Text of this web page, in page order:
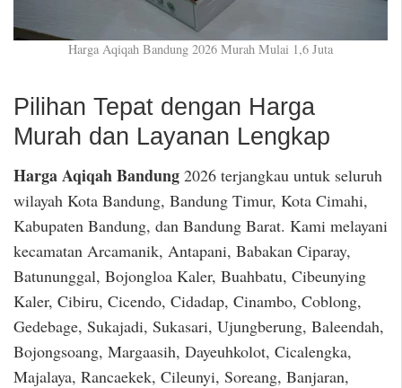
Harga Aqiqah Bandung 2026 Murah Mulai 1,6 Juta
Pilihan Tepat dengan Harga
Murah dan Layanan Lengkap
Harga Aqiqah Bandung 2026 terjangkau untuk seluruh
wilayah Kota Bandung, Bandung Timur, Kota Cimahi,
Kabupaten Bandung, dan Bandung Barat. Kami melayani
kecamatan Arcamanik, Antapani, Babakan Ciparay,
Batununggal, Bojongloa Kaler, Buahbatu, Cibeunying
Kaler, Cibiru, Cicendo, Cidadap, Cinambo, Coblong,
Gedebage, Sukajadi, Sukasari, Ujungberung, Baleendah,
Bojongsoang, Margaasih, Dayeuhkolot, Cicalengka,
Majalaya, Rancaekek, Cileunyi, Soreang, Banjaran,